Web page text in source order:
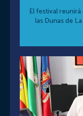
El festival
las Dunas de